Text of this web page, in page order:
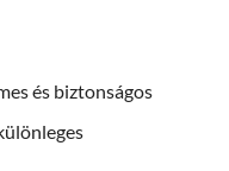
és biztonságos